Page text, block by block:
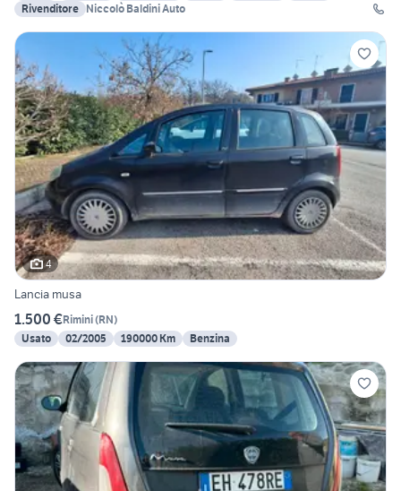
Rivenditore Niccolò Baldini Auto
4
Lancia musa
1.500 €Rimini(RN)
Usato
02/2005 190000 Km Benzina